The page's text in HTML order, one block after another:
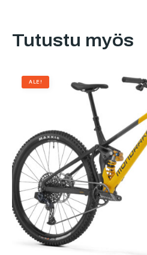
Tutustu myös
ALE!